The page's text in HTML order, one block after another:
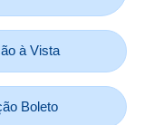
à Vista
Boleto